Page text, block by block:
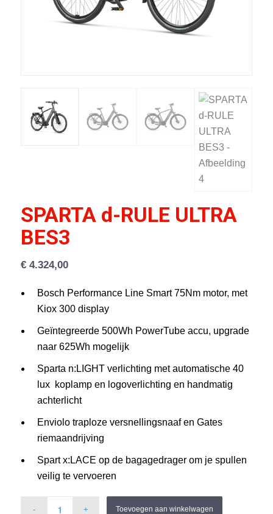
SPARTA d-RULE ULTRA
BES3
€4.324,00
Bosch Performance Line Smart 75Nm motor, met
Kiox 300 display
Geïntegreerde 500Wh PowerTube accu, upgrade
naar 625Wh mogelijk
Sparta n:LIGHT verlichting met automatische 40
lux koplamp en logoverlichting en handmatig
achterlicht
Enviolo traploze versnellingsnaaf en Gates
riemaandrijving
Spart x:LACE op de bagagedrager om je spullen
veilig te vervoeren
Toevoegen aan winkelwagen